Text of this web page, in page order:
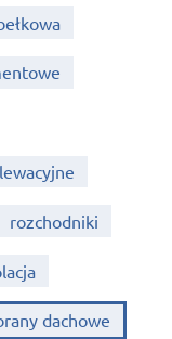
rozchodniki
dachowe